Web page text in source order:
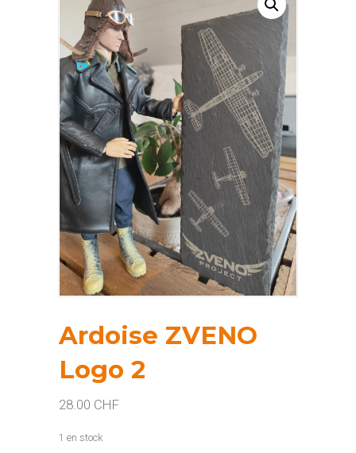
Ardoise ZVENO
Logo 2
28.00 CHF
1 en stock